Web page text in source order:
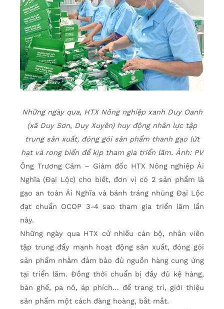
Những ngày qua, HTX Nông nghiệp xanh Duy Oanh
(xã Duy Sơn, Duy Xuyên) huy động nhân lực tập
trung sản xuất, đóng gói sản phẩm thanh gạo lứt
hạt và rong biển để kịp tham gia triển lãm. Ảnh: PV
Ông Trương Cảm – Giám đốc HTX Nông nghiệp Ái
Nghĩa (Đại Lộc) cho biết, đơn vị có 2 sản phẩm là
gạo an toàn Ái Nghĩa và bánh tráng nhúng Đại Lộc
đạt chuẩn OCOP 3-4 sao tham gia triển lãm lần
này.
Những ngày qua HTX cử nhiều cán bộ, nhân viên
tập trung đẩy mạnh hoạt động sản xuất, đóng gói
sản phẩm nhằm đảm bảo đủ nguồn hàng cung ứng
tại triển lãm. Đồng thời chuẩn bị đầy đủ kệ hàng,
bàn ghế, pa nô, áp phích… để trang trí, giới thiệu
sản phẩm một cách đàng hoàng, bắt mắt.